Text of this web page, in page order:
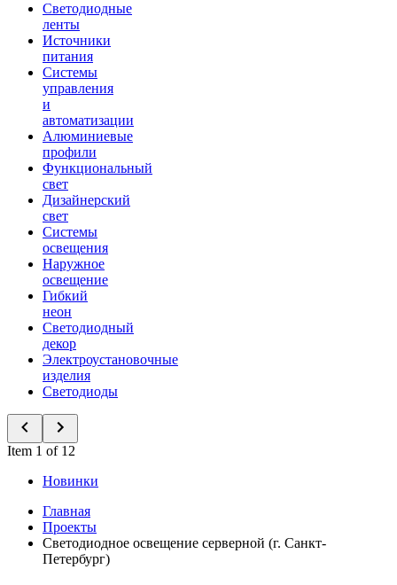
Светодиодные
ленты
Источники
питания
Системы
управления
и
автоматизации
Алюминиевые
профили
Функциональный
свет
Дизайнерский
свет
Системы
освещения
Наружное
освещение
Гибкий
неон
Светодиодный
декор
Электроустановочные
изделия
Светодиоды
Item 1 of 12
Новинки
Главная
Проекты
Светодиодное освещение серверной (г. Санкт-
Петербург)